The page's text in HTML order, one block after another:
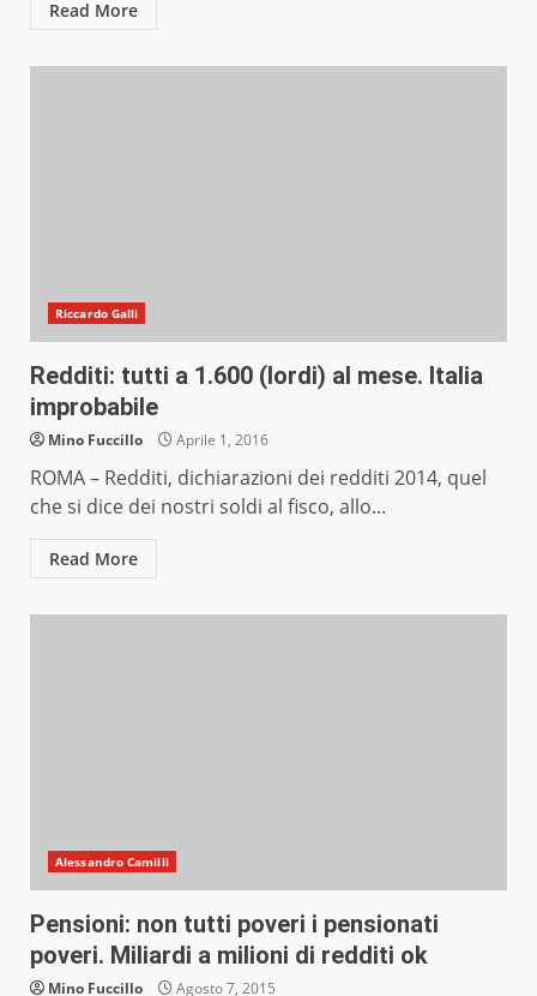
Read More
Riccardo Galli
Redditi: tutti a 1.600 (lordi) al mese. Italia
improbabile
Mino Fuccillo Aprile 1, 2016
ROMA – Redditi, dichiarazioni dei redditi 2014, quel
che si dice dei nostri soldi al fisco, allo...
Read More
Alessandro Camilli
Pensioni: non tutti poveri i pensionati
poveri. Miliardi a milioni di redditi ok
Mino Fuccillo Agosto 7, 2015